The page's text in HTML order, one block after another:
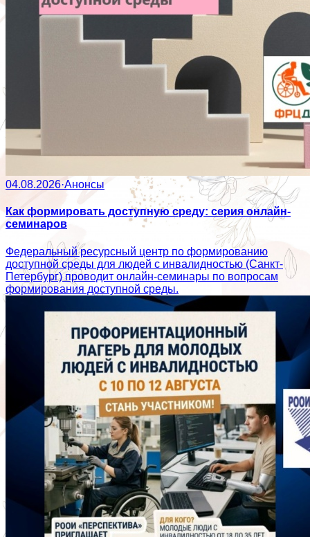
04.08.2026·Анонсы
Как формировать доступную среду: серия онлайн-
семинаров
Федеральный ресурсный центр по формированию
доступной среды для людей с инвалидностью (Санкт-
Петербург) проводит онлайн-семинары по вопросам
формирования доступной среды.